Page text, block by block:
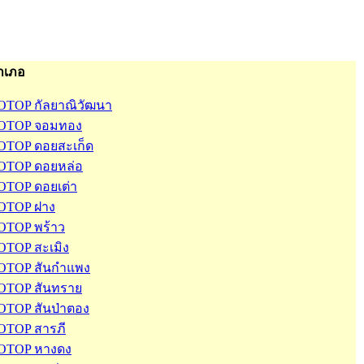
ภอ
กัลยาณิวัฒนา
จอมทอง
ดอยสะเก็ด
ดอยหล่อ
ดอยเต่า
ฝาง
พร้าว
สะเมิง
สันกำแพง
สันทราย
สันป่าตอง
สารภี
หางดง